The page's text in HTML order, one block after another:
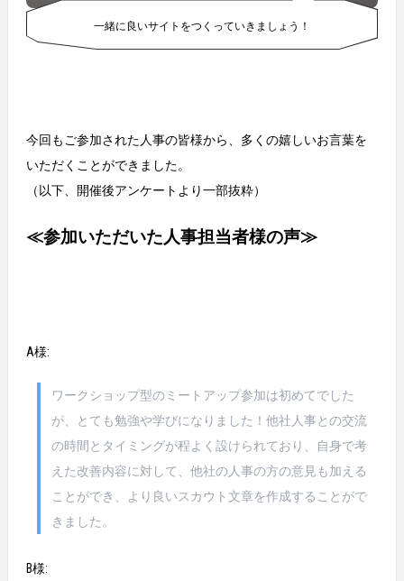
一緒に良いサイトをつくっていきましょう！
今回もご参加された人事の皆様から、多くの嬉しいお言葉を
いただくことができました。
（以下、開催後アンケートより一部抜粋）
≪参加いただいた人事担当者様の声≫
A様:
ワークショップ型のミートアップ参加は初めてでした
が、とても勉強や学びになりました！他社人事との交流
の時間とタイミングが程よく設けられており、自身で考
えた改善内容に対して、他社の人事の方の意見も加える
ことができ、より良いスカウト文章を作成することがで
きました。
B様: